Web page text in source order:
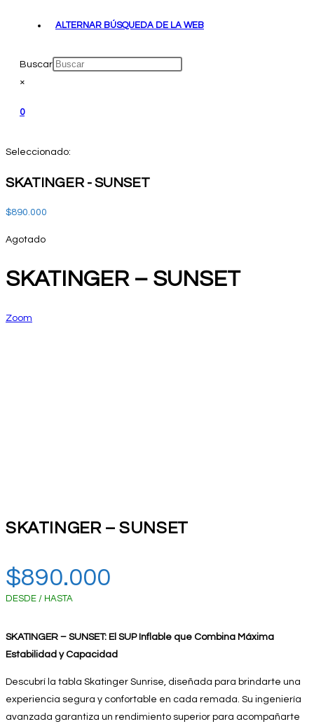
ALTERNAR BÚSQUEDA DE LA WEB
Buscar
×
0
Seleccionado:
SKATINGER - SUNSET
$890.000
Agotado
SKATINGER – SUNSET
Zoom
SKATINGER – SUNSET
$890.000
DESDE / HASTA
SKATINGER – SUNSET: El SUP Inflable que Combina Máxima
Estabilidad y Capacidad
Descubrí la tabla Skatinger Sunrise, diseñada para brindarte una
experiencia segura y confortable en cada remada. Su ingeniería
avanzada garantiza un rendimiento superior para acompañarte